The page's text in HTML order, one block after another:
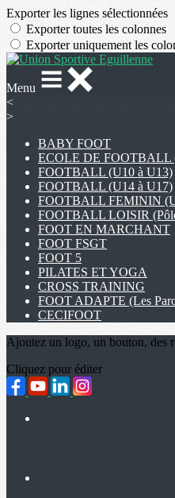
Exporter les lignes sélectionnées
Exporter toutes les colonnes
Exporter uniquement les
Menu
<
>
BABY FOOT
ECOLE DE FOOTBALL
FOOTBALL (U10 à U13)
FOOTBALL (U14 à U17)
FOOTBALL FEMININ
FOOTBALL LOISIR
FOOT EN MARCHANT
FOOT FSGT
FOOT 5
PILATES ET YOGA
CROSS TRAINING
FOOT ADAPTE (Les
CECIFOOT
Ajoutez un logo, un bouton, des
Cliquez pour éditer